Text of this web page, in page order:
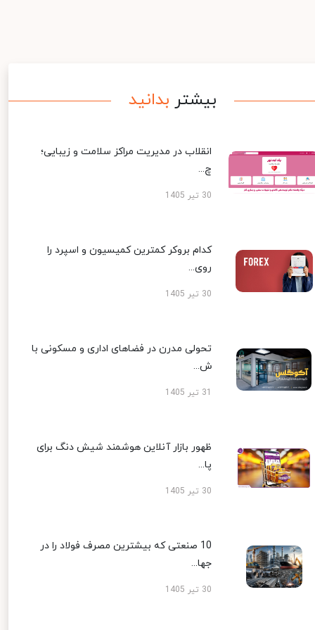
بیشتر بدانید
انقلاب در مدیریت مراکز سلامت و زیبایی؛
چ...
30 تیر 1405
کدام بروکر کمترین کمیسیون و اسپرد را
روی...
30 تیر 1405
تحولی مدرن در فضاهای اداری و مسکونی با
ش...
ظهور بازار آنلاین هوشمند شیش دنگ برای
پا...
30 تیر 1405
10 صنعتی که بیشترین مصرف فولاد را در
جها...
30 تیر 1405